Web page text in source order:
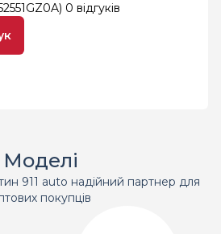
0 відгуків
Моделі
911 auto надійний партнер для
покупців